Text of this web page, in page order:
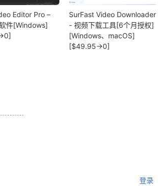
Editor Pro –
件[Windows]
SurFast Video Downloader
- 视频下载工具[6个月授权]
[Windows、macOS]
[$49.95→0]
登录